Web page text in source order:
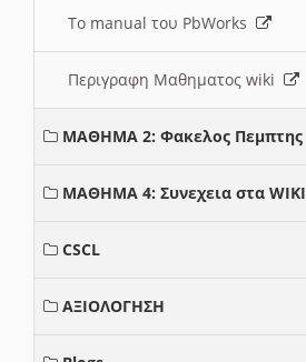
Το manual του PbWorks
Περιγραφη Μαθηματος wiki
ΜΑΘΗΜΑ 2: Φακελος Πεμπτης
ΜΑΘΗΜΑ 4: Συνεχεια στα WIKI
CSCL
ΑΞΙΟΛΟΓΗΣΗ